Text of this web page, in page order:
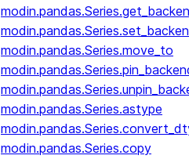
modin.pandas.Series.move_to
modin.pandas.Series.astype
modin.pandas.Series.copy